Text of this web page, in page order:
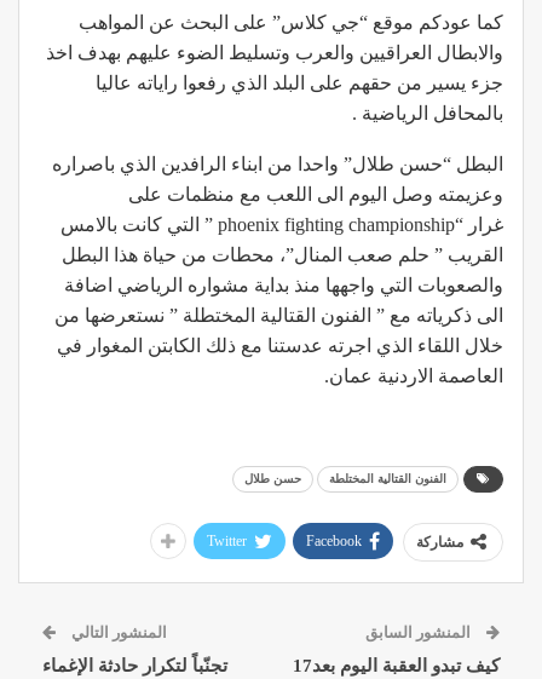
كما عودكم موقع “جي كلاس” على البحث عن المواهب
والابطال العراقيين والعرب وتسليط الضوء عليهم بهدف اخذ
جزء يسير من حقهم على البلد الذي رفعوا راياته عاليا
بالمحافل الرياضية .
البطل “حسن طلال” واحدا من ابناء الرافدين الذي باصراره
وعزيمته وصل اليوم الى اللعب مع منظمات على
غرار “phoenix fighting championship ”
التي كانت بالامس
القريب ” حلم صعب المنال”، محطات من حياة هذا البطل
والصعوبات التي واجهها منذ بداية مشواره الرياضي اضافة
الى ذكرياته مع ” الفنون القتالية المختطلة ” نستعرضها من
خلال اللقاء الذي اجرته عدستنا مع ذلك الكابتن المغوار في
العاصمة الاردنية عمان.
الفنون القتالية المختلطة حسن طلال
مشاركة Facebook
Twitter
المنشور السابق
كيف تبدو العقبة اليوم بعد17
المنشور التالي
تجنّباً لتكرار حادثة الإغماء